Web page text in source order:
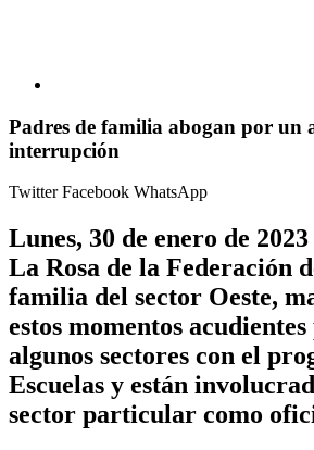
Padres de familia abogan por un
interrupción
TwitterFacebook WhatsApp
Lunes, 30 de enero de
La Rosa de la Federación
familia del sector Oeste,
estos momentos
algunos sectores con el
Escuelas y están
sector particular como